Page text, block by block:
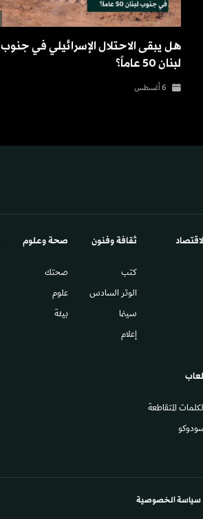
هل يبقى الاحتلال الإسرائيلي في جنوب
لبنان 50 عاماً؟
6 أغسطس
ثقافة وفنون
كتب
الوتر السادس​
سينما
إعلام
صحة وعلوم
صحتك
علوم
بيئة
المتقاطعة
سياسة الخصوصية